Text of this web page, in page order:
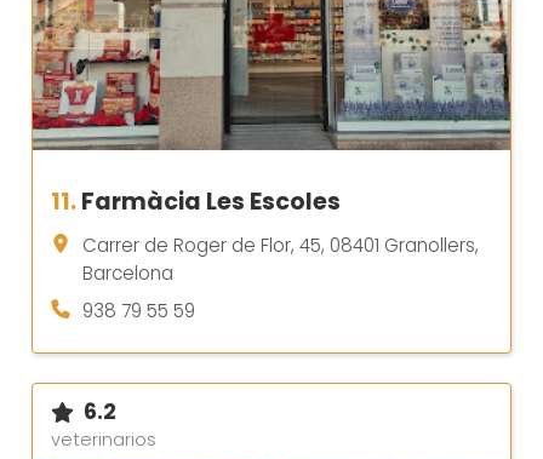
11.Farmàcia Les Escoles
Carrer de Roger de Flor, 45, 08401 Granollers,
Barcelona
938 79 55 59
6.2
veterinarios